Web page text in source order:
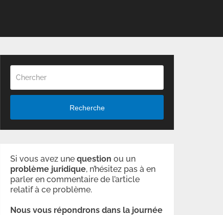
Recherche
Si vous avez unequestion ou un
problème juridique, n’hésitez pas à en
parler en commentaire de l’article
relatif à ce problème.
Nous vous répondrons dans la journée